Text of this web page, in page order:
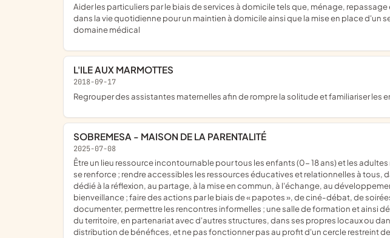
aider les particuliers par le biais de services à domicile tels que, ménage, repassage en fonction de leurs besoins et demande, accompagnement des personnes plus âgées
dans la vie quotidienne pour un maintien à domicile ainsi que la mise en place
domaine médical
L'ILE AUX MARMOTTES
2018-09-17
regrouper des assistantes maternelles afin de rompre la solitude et familiariser les
SOBREMESA - MAISON DE LA PARENTALITÉ
2025-07-08
être un lieu ressource incontournable pour tous les enfants (0- 18 ans) et les adultes référents d'enfants, un espace d'accueil inconditionnel où la parentalité s'exprime, s'explore,
se renforce ; rendre accessibles les ressources éducatives et relationnelles à
dédié à la réflexion, au partage, à la mise en commun, à l'échange, au
bienveillance ; faire des actions par le biais de « papotes », de ciné-débat, de
documenter, permettre les rencontres informelles ; une salle de formation et
du territoire, en partenariat avec d'autres structures, dans ses propres locaux ou
distribution de bénéfices, et ne pas fonctionner pas au profit d'un cercle restreint